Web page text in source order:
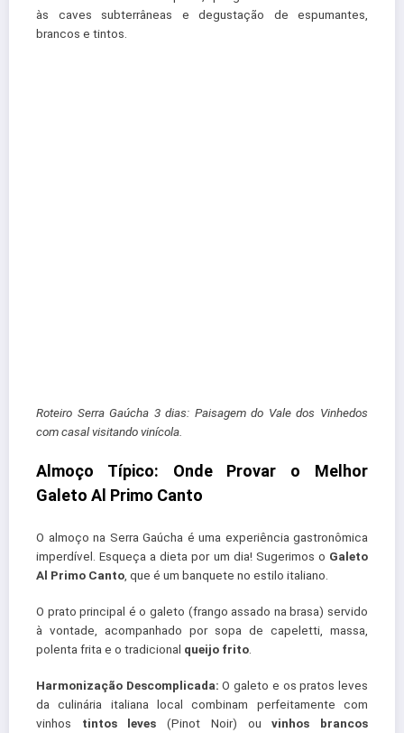
às caves subterrâneas e degustação de espumantes,
brancos e tintos.
Roteiro Serra Gaúcha 3 dias: Paisagem do Vale dos Vinhedos
com casal visitando vinícola.
Almoço Típico: Onde Provar o Melhor
Galeto Al Primo Canto
O almoço na Serra Gaúcha é uma experiência gastronômica
imperdível. Esqueça a dieta por um dia! Sugerimos o Galeto
Al Primo Canto , que é um banquete no estilo italiano.
O prato principal é o galeto (frango assado na brasa) servido
à vontade, acompanhado por sopa de capeletti, massa,
polenta frita e o tradicional queijo frito
Harmonização Descomplicada: O galeto e os pratos leves
da culinária italiana local combinam perfeitamente com
vinhos tintos leves (Pinot Noir) ouvinhos brancos